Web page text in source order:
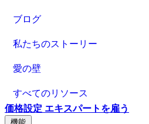
ブログ
私たちのストーリー
愛の壁
すべてのリソース
価格設定 エキスパートを雇う